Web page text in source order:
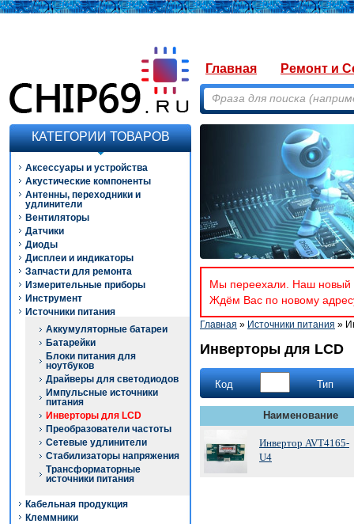
Главная Ремонт и
КАТЕГОРИИ ТОВАРОВ
Аксессуары и устройства
Акустические компоненты
Антенны, переходники и
удлинители
Вентиляторы
Датчики
Диоды
Дисплеи и индикаторы
Запчасти для ремонта
Измерительные приборы
Инструмент
Источники питания
Аккумуляторные батареи
Батарейки
Блоки питания для
ноутбуков
Драйверы для светодиодов
Импульсные источники
питания
Инверторы для LCD
Преобразователи частоты
Сетевые удлинители
Стабилизаторы напряжения
Трансформаторные
источники питания
Кабельная продукция
Клеммники
Мы переехали. Наш новый
Ждём Вас по новому
Главная » Источники питания »
Инверторы для LCD
Код Тип
Наименование
Инвертор AVT4165-
U4